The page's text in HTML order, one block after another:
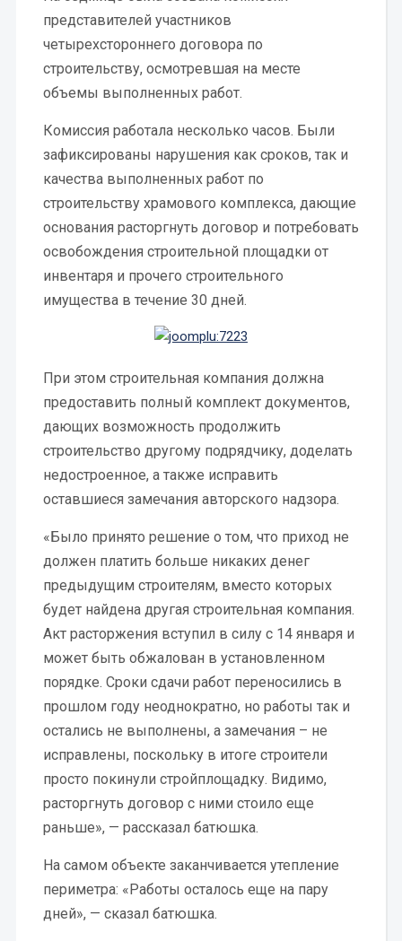
представителей участников
четырехстороннего договора по
строительству, осмотревшая на месте
объемы выполненных работ.
Комиссия работала несколько часов. Были
зафиксированы нарушения как сроков, так и
качества выполненных работ по
строительству храмового комплекса, дающие
основания расторгнуть договор и потребовать
освобождения строительной площадки от
инвентаря и прочего строительного
имущества в течение 30 дней.
При этом строительная компания должна
предоставить полный комплект документов,
дающих возможность продолжить
строительство другому подрядчику, доделать
недостроенное, а также исправить
оставшиеся замечания авторского надзора.
«Было принято решение о том, что приход не
должен платить больше никаких денег
предыдущим строителям, вместо которых
будет найдена другая строительная компания.
Акт расторжения вступил в силу с 14 января и
может быть обжалован в установленном
порядке. Сроки сдачи работ переносились в
прошлом году неоднократно, но работы так и
остались не выполнены, а замечания – не
исправлены, поскольку в итоге строители
просто покинули стройплощадку. Видимо,
расторгнуть договор с ними стоило еще
раньше», — рассказал батюшка.
На самом объекте заканчивается утепление
периметра: «Работы осталось еще на пару
дней», — сказал батюшка.